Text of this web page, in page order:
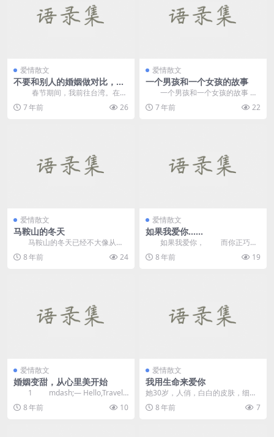
爱情散文
不要和别人的婚姻做对比，珍
惜眼前的幸福
春节期间，我前往台湾。在垦
丁的三天里，我提前预订了森林公
园的寄...
7 年前 26
爱情散文
一个男孩和一个女孩的故事
一个男孩和一个女孩的故事
当孩子绝望时，上帝派了一个女
孩出现在他旁边。照...
7 年前 22
爱情散文
马鞍山的冬天
马鞍山的冬天已经不大像从前
了。 在我们小的时候，冬天是
很冷的。每天清早起...
8 年前 24
爱情散文
如果我爱你……
如果我爱你， 而你正巧也
爱我。 那你生病的时候，
我会去照顾你，...
8 年前 19
爱情散文
婚姻变甜，从心里美开始
1 mdash;— Hello,Travel
—...
8 年前 10
爱情散文
我用生命来爱你
她30岁，人俏，白白的皮肤，细细
的腰。不过，她命不好，先是生下
傻闺女，再就是，2...
8 年前 7